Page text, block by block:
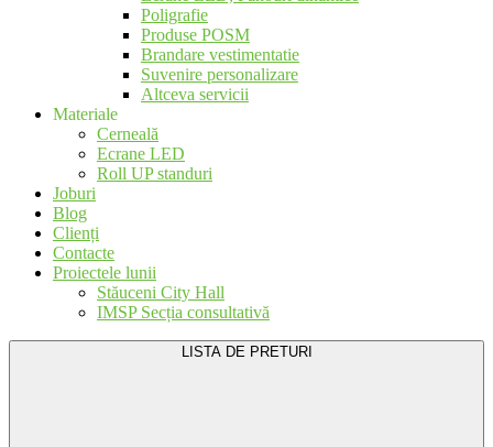
Poligrafie
Produse POSM
Brandare vestimentatie
Suvenire personalizare
Altceva servicii
Materiale
Cerneală
Ecrane LED
Roll UP standuri
Joburi
Blog
Clienți
Contacte
Proiectele lunii
Stăuceni City Hall
IMSP Secția consultativă
LISTA DE PRETURI